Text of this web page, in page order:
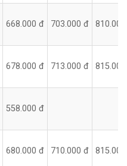
668.000 đ 703.000 đ
678.000 đ 713.000 đ
558.000 đ
680.000 đ 710.000 đ